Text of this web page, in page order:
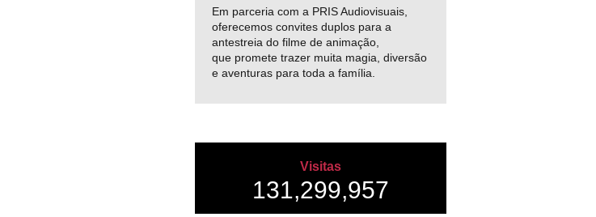
Em parceria com a PRIS Audiovisuais,
oferecemos convites duplos para a
antestreia do filme de animação,
que promete trazer muita magia, diversão
e aventuras para toda a família.
Visitas
131,299,957